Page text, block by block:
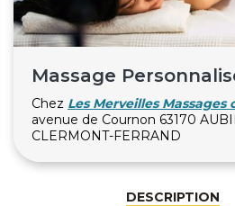
Massage
Chez Les Merveilles Massages
avenue de Cournon 63170
CLERMONT-FERRAND
DESCRIPTION